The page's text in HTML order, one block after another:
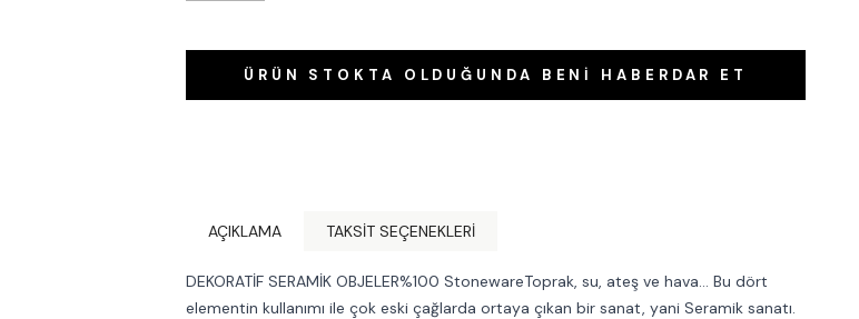
ÜRÜN STOKTA OLDUĞUNDA BENI HABERDAR ET
AÇIKLAMA TAKSIT SEÇENEKLERI
DEKORATİF SERAMİK OBJELER%100 StonewareToprak, su, ateş ve hava… Bu dört
elementin kullanımı ile çok eski çağlarda ortaya çıkan bir sanat, yani Seramik sanatı.